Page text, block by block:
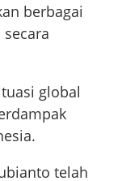
berbagai
global
telah